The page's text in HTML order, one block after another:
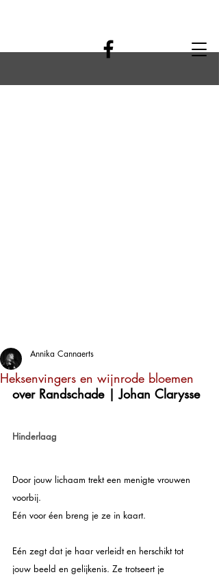
Heksenvingers en wijnrode bloemen
Annika Cannaerts
over Randschade | Johan Clarysse
Hinderlaag
Door jouw lichaam trekt een menigte vrouwen
voorbij.
Eén voor éen breng je ze in kaart.
Eén zegt dat je haar verleidt en herschikt tot
jouw beeld en gelijkenis. Ze trotseert je